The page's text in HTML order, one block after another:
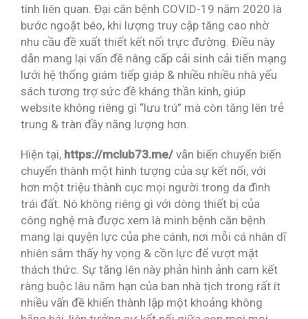
tính liên quan. Đại căn bệnh COVID-19 năm 2020 là
bước ngoặt béo, khi lượng truy cập tăng cao nhờ
nhu cầu đề xuất thiết kết nối trực đường. Điều này
dẫn mang lại vấn đề nâng cấp cải sinh cải tiến mạng
lưới hệ thống giám tiếp giáp & nhiều nhiều nhà yếu
sách tương trợ sức đề kháng thần kinh, giúp
website không riêng gì “lưu trú” mà còn tăng lên trẻ
trung & tràn đầy năng lượng hơn.
Hiện tại, https://mclub73.me/ vẫn biến chuyển biến
chuyển thành một hình tượng của sự kết nối, với
hơn một triệu thành cục mọi người trong da đình
trái đất. Nó không riêng gì với dòng thiết bị của
công nghệ mà được xem là minh bệnh căn bệnh
mang lại quyện lực của phe cánh, nơi mỗi cá nhân dĩ
nhiên sắm thấy hy vọng & cồn lực để vượt mặt
thách thức. Sự tăng lên này phản hình ảnh cam kết
ràng buộc lâu năm hạn của ban nhà tịch trong rất ít
nhiều vấn đề khiến thành lập một khoảng không